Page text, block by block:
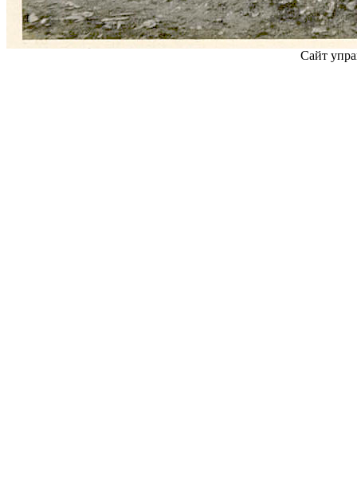
Сайт